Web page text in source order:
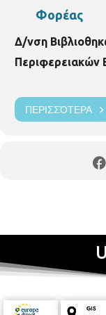
Φορέας
Δ/νση
Περιφερειακών
ΠΕΡΙΣΣΌΤΕΡΑ